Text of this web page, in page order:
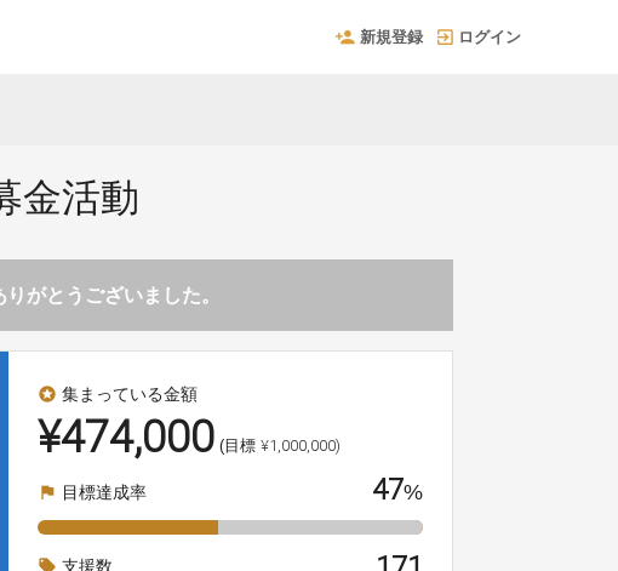
新規登録 ログイン
金活動
がとうございました。
stars 集まっている金額
¥474,000 (目標 ¥1,000,000)
flag 目標達成率 47%
local_offer 支援数